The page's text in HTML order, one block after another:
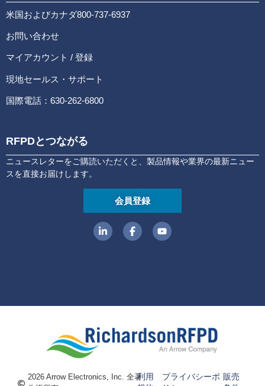
米国およびカナダ800-737-6937
お問い合わせ
マイアカウント / 登録
現地セールス・サポート
国際電話：630-262-6800
RFPDとつながる
ニュースレターをご購読いただくと、製品情報や業界の最新ニュー
スを直接お届けします。
会員登録
2026 Arrow Electronics, Inc. 全著利用
プライバシーポ 販売